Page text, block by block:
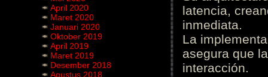
April 2020
Maret 2020
Januari 2020
Oktober 2019
April 2019
Maret 2019
Desember 2018
Agustus 2018
latencia,
inmediata.
La
asegura que
interacción.